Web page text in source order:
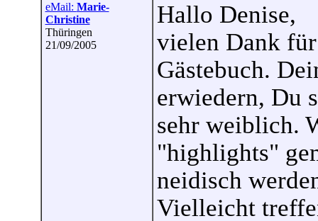
eMail: Marie-
Christine
Thüringen
21/09/2005
Hallo Denise,
vielen Dank
Gästebuch.
erwiedern, Du
sehr weiblich.
"highlights"
neidisch
Vielleicht